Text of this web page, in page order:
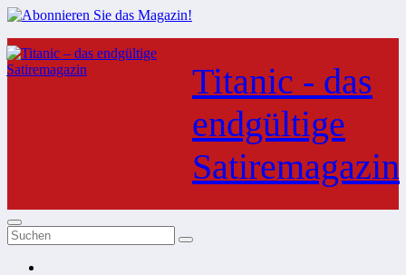
Zum
Inhalt
springen
Titanic - das
endgültige
Satiremagazin